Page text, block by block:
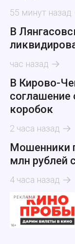
55 минут назад
В
час назад
В Кирово-
соглашение
коробок
2 часа назад
Мошенники
млн рублей
4 часа назад
РЕКЛАМА